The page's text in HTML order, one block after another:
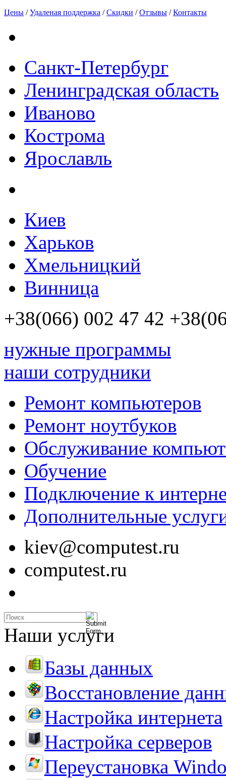
Цены /Удаленая поддержка /Скидки /Отзывы /Контакты
Санкт-Петербург
Ленинградская область
Иваново
Кострома
Ярославль
Киев
Харьков
Хмельницкий
Винница
+38(066) 002 47 42
нужные программы
наши сотрудники
Ремонт компьютеров
Ремонт ноутбуков
Обслуживание
Обучение
Подключение к
Дополнительные
kiev@computest.ru
computest.ru
Наши услуги
Базы данных
Восстановление
Настройка интернета
Настройка серверов
Переустановка